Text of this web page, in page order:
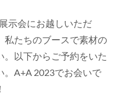
示会にお越しいただ
私たちのブースで素材の
。以下からご予約をいた
。A+A 2023でお会いで